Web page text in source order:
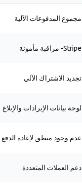
مجموع المدفوعات الآلية
Stripe- مراقبة مأمونة
تجديد الاشتراك الآلي
لوحة بيانات الإيرادات والإبلاغ
عدم وجود منطق لإعادة الدفع
دعم العملات المتعددة